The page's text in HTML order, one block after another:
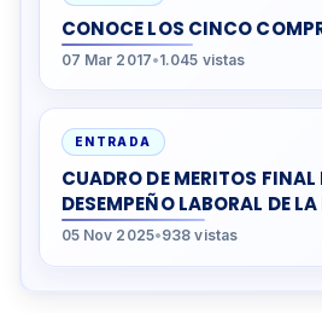
CONOCE LOS CINCO
07 Mar 2017•1.045 vistas
ENTRADA
CUADRO DE MERITOS FINAL
DESEMPEÑO LABORAL DE
05 Nov 2025•938 vistas